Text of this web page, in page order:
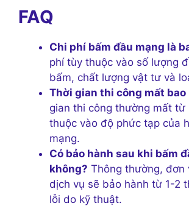
FAQ
Chi phí bấm đầu mạng là
phí tùy thuộc vào số lượng
bấm, chất lượng vật tư và
Thời gian thi công mất bao
gian thi công thường mất từ
thuộc vào độ phức tạp của
mạng.
Có bảo hành sau khi bấm
không? Thông thường, đơn
dịch vụ sẽ bảo hành từ 1-2
lỗi do kỹ thuật.